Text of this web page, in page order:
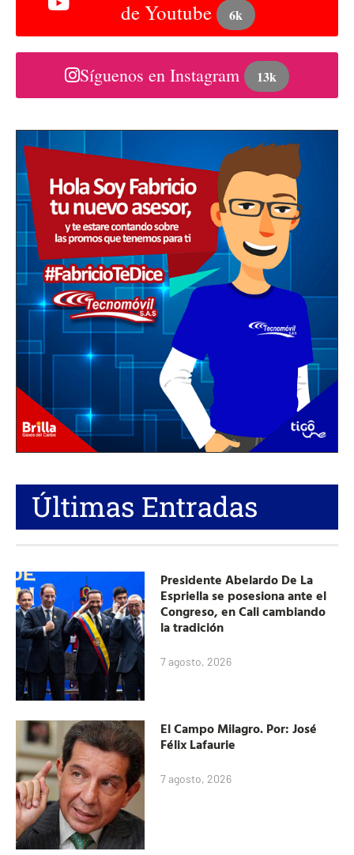
de Youtube 6k
Síguenos en Instagram 13k
Últimas Entradas
Presidente Abelardo De La
Espriella se posesiona ante el
Congreso, en Cali cambiando
la tradición
7 agosto, 2026
El Campo Milagro. Por: José
Félix Lafaurie
7 agosto, 2026